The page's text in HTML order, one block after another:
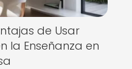
de Usar
la Enseñanza en